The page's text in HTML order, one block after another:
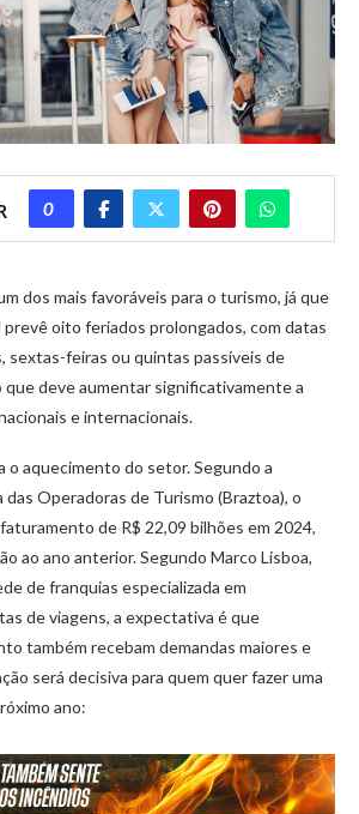
0
dos mais favoráveis para o turismo, já que
prevê oito feriados prolongados, com datas
sextas-feiras ou quintas passíveis de
que deve aumentar significativamente a
e internacionais.
o aquecimento do setor. Segundo a
das Operadoras de Turismo (Braztoa), o
de R$ 22,09 bilhões em 2024,
ao ano anterior. Segundo Marco Lisboa,
de franquias especializada em
de viagens, a expectativa é que
também recebam demandas maiores e
será decisiva para quem quer fazer uma
ano: